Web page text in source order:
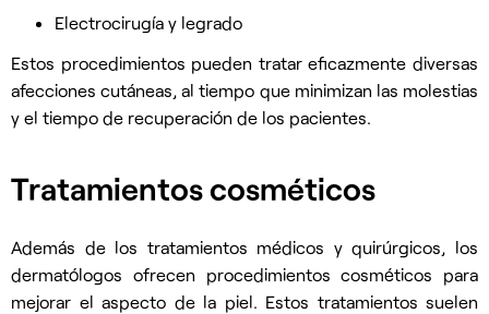
Electrocirugía y legrado
Estos procedimientos pueden tratar eficazmente diversas
afecciones cutáneas, al tiempo que minimizan las molestias
y el tiempo de recuperación de los pacientes.
Tratamientos cosméticos
Además de los tratamientos médicos y quirúrgicos, los
dermatólogos ofrecen procedimientos cosméticos para
mejorar el aspecto de la piel. Estos tratamientos suelen